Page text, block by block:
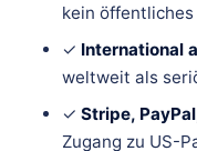
kein
✓ International
weltweit als
✓ Stripe,
Zugang zu US-